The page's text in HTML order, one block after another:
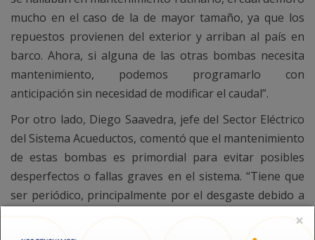
mucho en el caso de la de mayor tamaño, ya que los
repuestos provienen del exterior y arriban al país en
barco. Ahora, si alguna de las otras bombas necesita
mantenimiento, podemos programarlo con
anticipación sin necesidad de modificar el caudal”.
Por otro lado, Diego Saavedra, jefe del Sector Eléctrico
del Sistema Acueductos, comentó que el mantenimiento
de estas bombas es primordial para evitar posibles
desperfectos o fallas graves en el sistema. “Tiene que
ser periódico, principalmente por el desgaste debido a
la presencia de arena que hay en el lago, preveniente
×